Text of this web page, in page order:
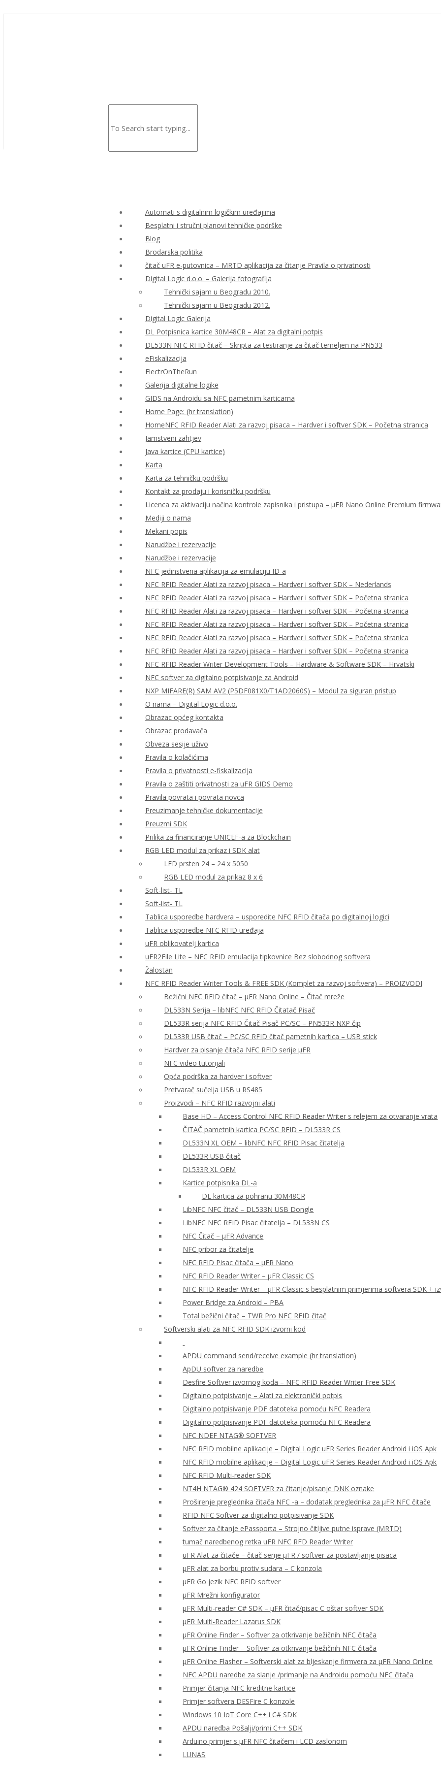
Automati s digitalnim logičkim uređajima
Besplatni i stručni planovi tehničke podrške
Blog
Brodarska politika
čitač uFR e-putovnica – MRTD aplikacija za čitanje Pravila o privatnosti
Digital Logic d.o.o. – Galerija fotografija
Tehnički sajam u Beogradu 2010.
Tehnički sajam u Beogradu 2012.
Digital Logic Galerija
DL Potpisnica kartice 30M48CR – Alat za digitalni potpis
DL533N NFC RFID čitač – Skripta za testiranje za čitač temeljen na PN533
eFiskalizacija
ElectrOnTheRun
Galerija digitalne logike
GIDS na Androidu sa NFC pametnim karticama
Home Page: (hr translation)
HomeNFC RFID Reader Alati za razvoj pisaca – Hardver i softver SDK – Početna stranica
Jamstveni zahtjev
Java kartice (CPU kartice)
Karta
Karta za tehničku podršku
Kontakt za prodaju i korisničku podršku
Licenca za aktivaciju načina kontrole zapisnika i pristupa – μFR Nano Online Premium
Mediji o nama
Mekani popis
Narudžbe i rezervacije
Narudžbe i rezervacije
NFC jedinstvena aplikacija za emulaciju ID-a
NFC RFID Reader Alati za razvoj pisaca – Hardver i softver SDK – Nederlands
NFC RFID Reader Alati za razvoj pisaca – Hardver i softver SDK – Početna stranica
NFC RFID Reader Alati za razvoj pisaca – Hardver i softver SDK – Početna stranica
NFC RFID Reader Alati za razvoj pisaca – Hardver i softver SDK – Početna stranica
NFC RFID Reader Alati za razvoj pisaca – Hardver i softver SDK – Početna stranica
NFC RFID Reader Alati za razvoj pisaca – Hardver i softver SDK – Početna stranica
NFC RFID Reader Writer Development Tools – Hardware & Software SDK – Hrvatski
NFC softver za digitalno potpisivanje za Android
NXP MIFARE(R) SAM AV2 (P5DF081X0/T1AD2060S) – Modul za siguran pristup
O nama – Digital Logic d.o.o.
Obrazac općeg kontakta
Obrazac prodavača
Obveza sesije uživo
Pravila o kolačićima
Pravila o privatnosti e-fiskalizacija
Pravila o zaštiti privatnosti za uFR GIDS Demo
Pravila povrata i povrata novca
Preuzimanje tehničke dokumentacije
Preuzmi SDK
Prilika za financiranje UNICEF-a za Blockchain
RGB LED modul za prikaz i SDK alat
LED prsten 24 – 24 x 5050
RGB LED modul za prikaz 8 x 6
Soft-list- TL
Soft-list- TL
Tablica usporedbe hardvera – usporedite NFC RFID čitača po digitalnoj logici
Tablica usporedbe NFC RFID uređaja
uFR oblikovatelj kartica
uFR2File Lite – NFC RFID emulacija tipkovnice Bez slobodnog softvera
Žalostan
NFC RFID Reader Writer Tools & FREE SDK (Komplet za razvoj softvera) – PROIZVODI
Bežični NFC RFID čitač – μFR Nano Online – Čitač mreže
DL533N Serija – libNFC NFC RFID Čitatač Pisač
DL533R serija NFC RFID Čitač Pisač PC/SC – PN533R NXP čip
DL533R USB čitač – PC/SC RFID čitač pametnih kartica – USB stick
Hardver za pisanje čitača NFC RFID serije μFR
NFC video tutorijali
Opća podrška za hardver i softver
Pretvarač sučelja USB u RS485
Proizvodi – NFC RFID razvojni alati
Base HD – Access Control NFC RFID Reader Writer s relejem za otvaranje vrata
ČITAČ pametnih kartica PC/SC RFID – DL533R CS
DL533N XL OEM – libNFC NFC RFID Pisac čitatelja
DL533R USB čitač
DL533R XL OEM
Kartice potpisnika DL-a
DL kartica za pohranu 30M48CR
LibNFC NFC čitač – DL533N USB Dongle
LibNFC NFC RFID Pisac čitatelja – DL533N CS
NFC Čitač – μFR Advance
NFC pribor za čitatelje
NFC RFID Pisac čitača – μFR Nano
NFC RFID Reader Writer – μFR Classic CS
NFC RFID Reader Writer – μFR Classic s besplatnim primjerima softvera SDK +
Power Bridge za Android – PBA
Total bežični čitač – TWR Pro NFC RFID čitač
Softverski alati za NFC RFID SDK izvorni kod
APDU command send/receive example (hr translation)
ApDU softver za naredbe
Desfire Softver izvornog koda – NFC RFID Reader Writer Free SDK
Digitalno potpisivanje – Alati za elektronički potpis
Digitalno potpisivanje PDF datoteka pomoću NFC Readera
Digitalno potpisivanje PDF datoteka pomoću NFC Readera
NFC NDEF NTAG® SOFTVER
NFC RFID mobilne aplikacije – Digital Logic uFR Series Reader Android i iOS Apk
NFC RFID mobilne aplikacije – Digital Logic uFR Series Reader Android i iOS Apk
NFC RFID Multi-reader SDK
NT4H NTAG® 424 SOFTVER za čitanje/pisanje DNK oznake
Proširenje preglednika čitača NFC -a – dodatak preglednika za μFR NFC čitače
RFID NFC Softver za digitalno potpisivanje SDK
Softver za čitanje ePassporta – Strojno čitljive putne isprave (MRTD)
tumač naredbenog retka uFR NFC RFD Reader Writer
uFR Alat za čitače – čitač serije μFR / softver za postavljanje pisaca
μFR alat za borbu protiv sudara – C konzola
μFR Go jezik NFC RFID softver
μFR Mrežni konfigurator
μFR Multi-reader C# SDK – μFR čitač/pisac C oštar softver SDK
μFR Multi-Reader Lazarus SDK
μFR Online Finder – Softver za otkrivanje bežičnih NFC čitača
μFR Online Finder – Softver za otkrivanje bežičnih NFC čitača
μFR Online Flasher – Softverski alat za bljeskanje firmvera za μFR Nano Online
NFC APDU naredbe za slanje /primanje na Androidu pomoću NFC čitača
Primjer čitanja NFC kreditne kartice
Primjer softvera DESFire C konzole
Windows 10 IoT Core C++ i C# SDK
APDU naredba Pošalji/primi C++ SDK
Arduino primjer s μFR NFC čitačem i LCD zaslonom
LUNAS